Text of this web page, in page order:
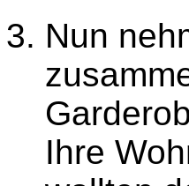
Nun
Ihre